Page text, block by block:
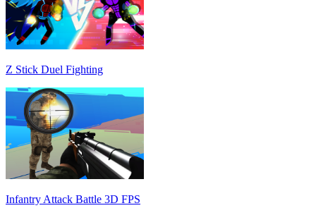
Z Stick Duel Fighting
Infantry Attack Battle 3D FPS